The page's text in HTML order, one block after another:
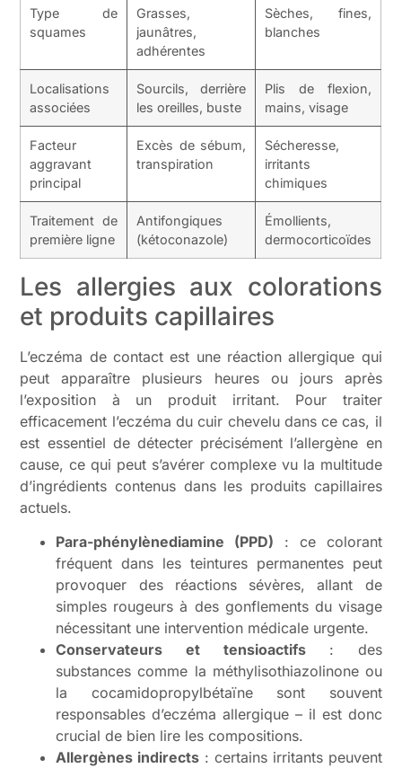
Type de
squames
Grasses,
jaunâtres,
adhérentes
Sèches, fines,
blanches
Localisations
associées
Sourcils, derrière
les oreilles, buste
Plis de flexion,
mains, visage
Facteur
aggravant
principal
Excès de sébum,
transpiration
Sécheresse,
irritants
chimiques
Traitement de
première ligne
Antifongiques
(kétoconazole)
Émollients,
dermocorticoïdes
Les allergies aux colorations
et produits capillaires
L’eczéma de contact est une réaction allergique qui
peut apparaître plusieurs heures ou jours après
l’exposition à un produit irritant. Pour traiter
efficacement l’eczéma du cuir chevelu dans ce cas, il
est essentiel de détecter précisément l’allergène en
cause, ce qui peut s’avérer complexe vu la multitude
d’ingrédients contenus dans les produits capillaires
actuels.
Para-phénylènediamine (PPD) : ce colorant
fréquent dans les teintures permanentes peut
provoquer des réactions sévères, allant de
simples rougeurs à des gonflements du visage
nécessitant une intervention médicale urgente.
Conservateurs et tensioactifs: des
substances comme la méthylisothiazolinone ou
la cocamidopropylbétaïne sont souvent
responsables d’eczéma allergique – il est donc
crucial de bien lire les compositions.
Allergènes indirects : certains irritants peuvent